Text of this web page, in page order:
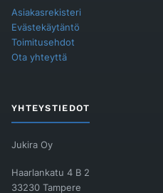
Asiakasrekisteri
Evästekäytäntö
Toimitusehdot
Ota yhteyttä
YHTEYSTIEDOT
Jukira Oy
Haarlankatu 4 B 2
33230 Tampere